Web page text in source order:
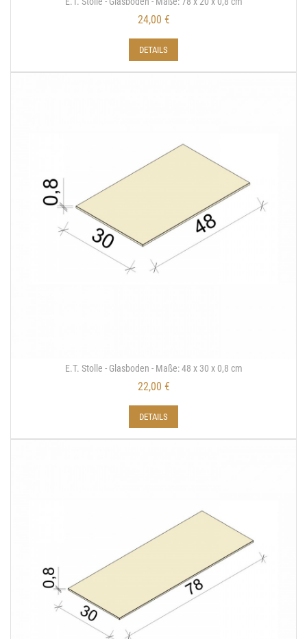
24,00 €
DETAILS
E.T. Stolle - Glasboden - Maße: 48 x 30 x 0,8 cm
22,00 €
DETAILS